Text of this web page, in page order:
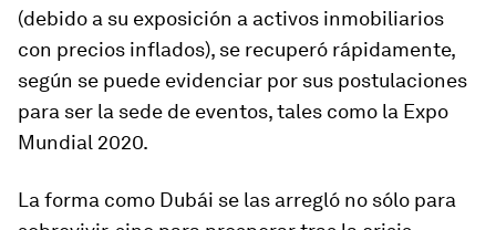
(debido a su exposición a activos inmobiliarios
con precios inflados), se recuperó rápidamente,
según se puede evidenciar por sus postulaciones
para ser la sede de eventos, tales como la Expo
Mundial 2020.
La forma como Dubái se las arregló no sólo para